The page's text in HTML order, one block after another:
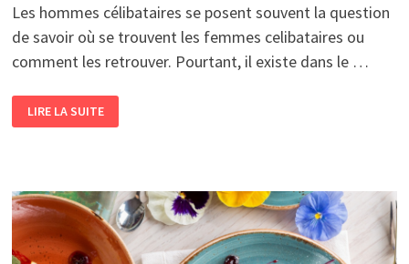
Les hommes célibataires se posent souvent la question
de savoir où se trouvent les femmes celibataires ou
comment les retrouver. Pourtant, il existe dans le …
DES
CONSEILS
PRATIQUES
CELIBATAIRE
LIRE LA SUITE